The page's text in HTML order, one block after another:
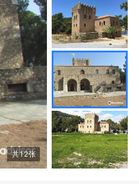
共12张